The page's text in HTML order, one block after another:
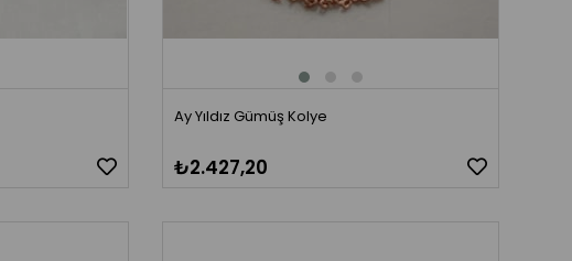
Ay Yıldız Gümüş Kolye
₺2.427,20